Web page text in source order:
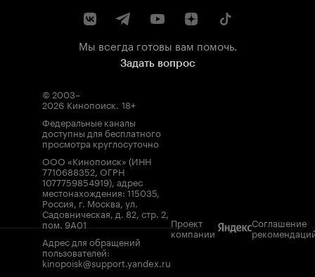
Мы всегда готовы вам помочь.
Задать вопрос
© 2003–
2026 Кинопоиск. 18+
Федеральные каналы
доступны для бесплатного
просмотра круглосуточно
ООО «Кинопоиск» (ИНН
7710688352, ОГРН
1077759854919), адрес
местонахождения: 115035,
Россия, г. Москва, ул.
Садовническая, д. 82, стр. 2,
пом. 9А01
Адрес для обращений
пользователей:
kinopoisk@support.yandex.ru
Проект
компании
Соглашение